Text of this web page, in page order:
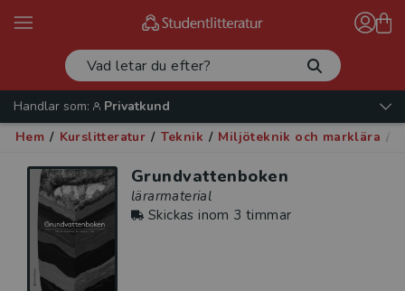
Handlar som:
Privatkund
Hem / Kurslitteratur / Teknik / Miljöteknik och marklära /
Grundvattenboken
lärarmaterial
Skickas inom 3 timmar